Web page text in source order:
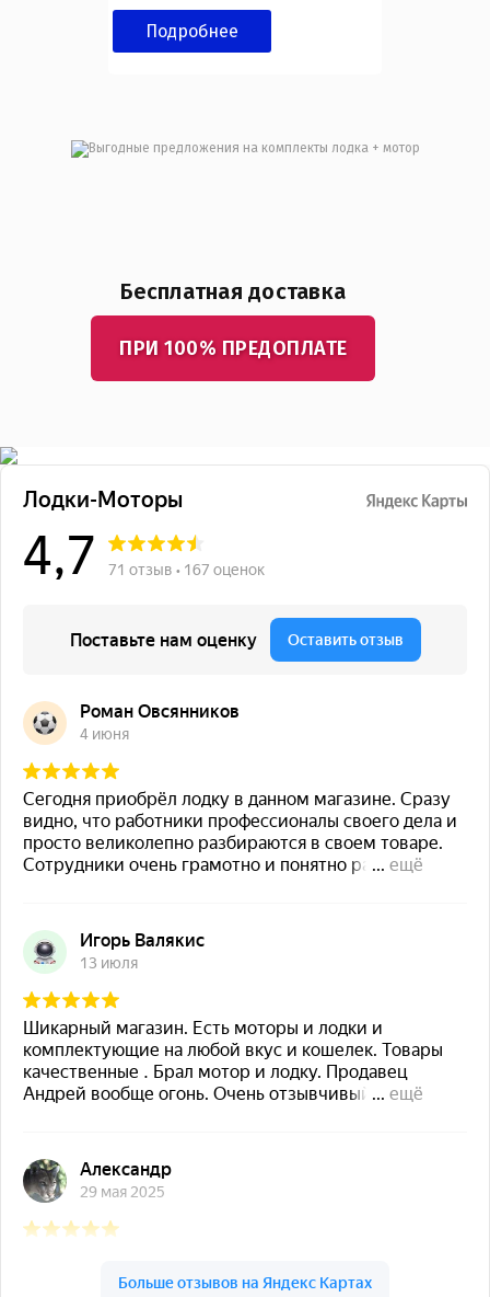
Подробнее
Бесплатная доставка
ПРИ 100% ПРЕДОПЛАТЕ